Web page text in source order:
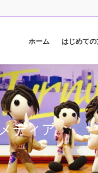
ホーム はじめて
メディア